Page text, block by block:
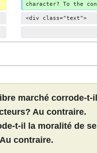
m
f
i
a
t
character? To the
<div class="text">
marché corrode-t-
Au contraire.
t-il la moralité de
contraire.